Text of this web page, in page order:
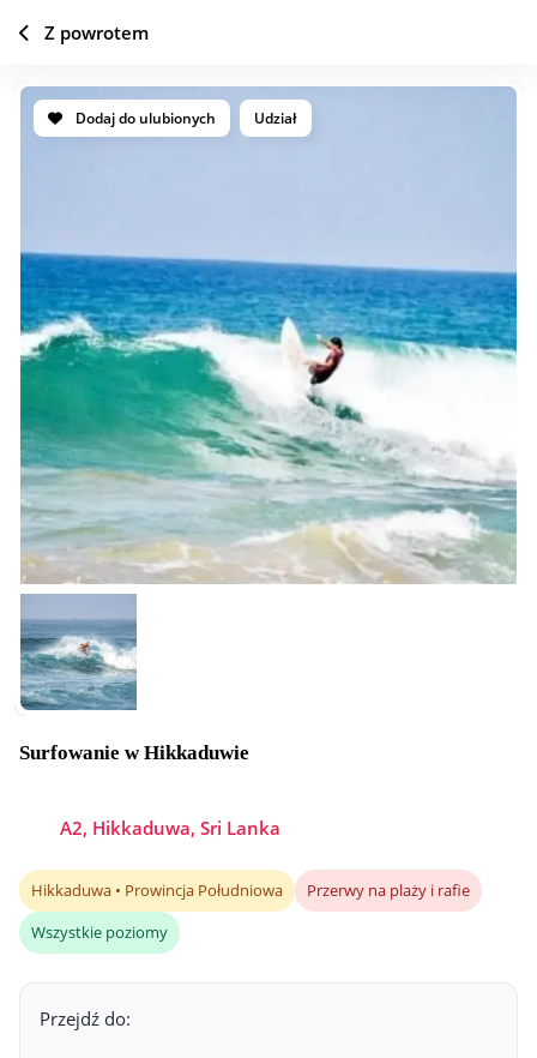
Dodaj do ulubionych Udział
Surfowanie w Hikkaduwie
A2, Hikkaduwa, Sri Lanka
Hikkaduwa • Prowincja Południowa
Przerwy na plaży i rafie
Wszystkie poziomy
Przejdź do:
Z powrotem